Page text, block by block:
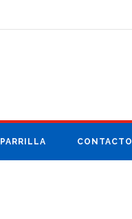
PARRILLA CONTACTO